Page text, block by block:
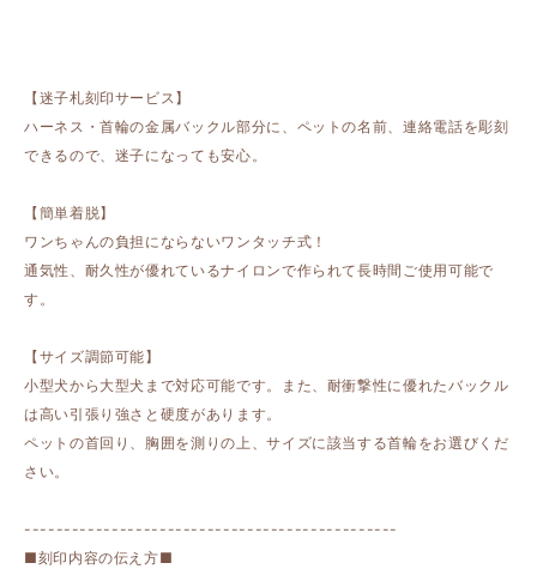
【迷子札刻印サービス】
ハーネス・首輪の金属バックル部分に、ペットの名前、連絡電話を彫刻
できるので、迷子になっても安心。
【簡単着脱】
ワンちゃんの負担にならないワンタッチ式！
通気性、耐久性が優れているナイロンで作られて長時間ご使用可能で
す。
【サイズ調節可能】
小型犬から大型犬まで対応可能です。また、耐衝撃性に優れたバックル
は高い引張り強さと硬度があります。
ペットの首回り、胸囲を測りの上、サイズに該当する首輪をお選びくだ
さい。
-----------------------------------------------
■刻印内容の伝え方■